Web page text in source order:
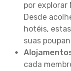
por
Desde
hotéis,
suas
cada